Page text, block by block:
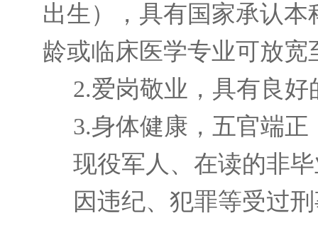
出生），具有国家承认
龄或临床医学专业可放宽
2.爱岗敬业，具有良
3.身体健康，五官端
现役军人、在读的非
因违纪、犯罪等受过